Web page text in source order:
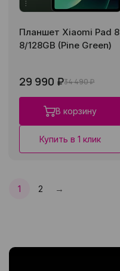
Планшет Xiaomi Pad 8
8/128GB (Pine Green)
29 990 ₽34 490 ₽
В корзину
Купить в 1 клик
1 2 →След.